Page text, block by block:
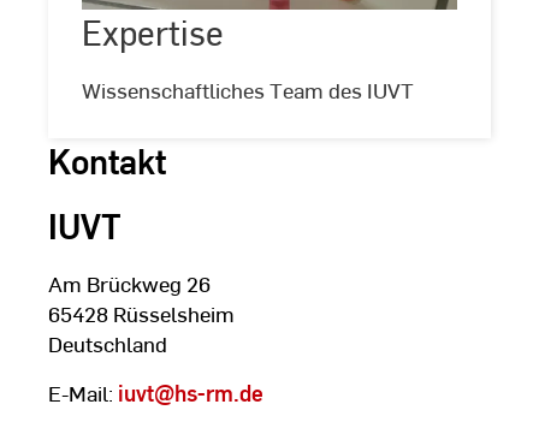
©
HSRM
Expertise
Wissenschaftliches Team des IUVT
Kontakt
IUVT
Am Brückweg 26
65428 Rüsselsheim
Deutschland
E-Mail: iuvt@hs-rm.de